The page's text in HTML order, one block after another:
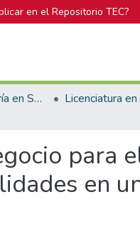
en el Repositorio TEC?
Escuela de Ingeniería en Seguridad Laboral e Higiene Ambiental
para
en